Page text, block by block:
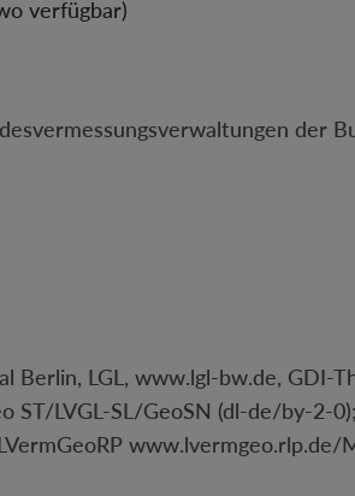
verfügbar)
der
LGL, www.lgl-bw.de, GDI-
ST/LVGL-SL/GeoSN (dl-de/by-2-
www.lvermgeo.rlp.de/